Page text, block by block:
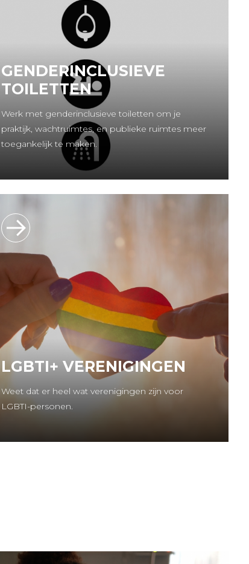
GENDERINCLUSIEVE
TOILETTEN
Werk met genderinclusieve toiletten om je
praktijk, wachtruimtes, en publieke ruimtes meer
toegankelijk te maken.
LGBTI+ VERENIGINGEN
Weet dat er heel wat verenigingen zijn voor
LGBTI-personen.